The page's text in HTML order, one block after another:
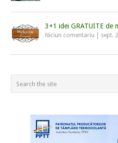
3+1 idei GRATUITE de
Niciun comentariu sept.